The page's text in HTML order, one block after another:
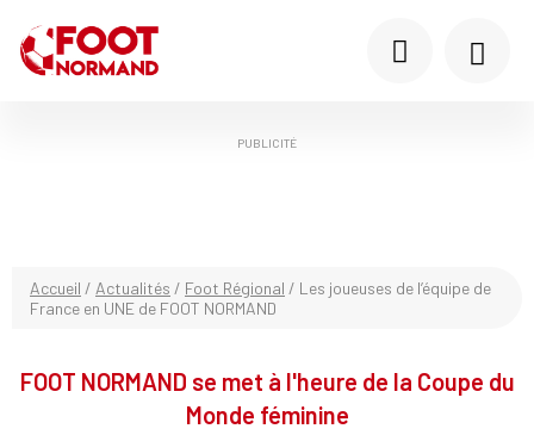
PUBLICITÉ
Accueil / Actualités / Foot Régional / Les joueuses de l’équipe de
France en UNE de FOOT NORMAND
FOOT NORMAND se met à l'heure de la Coupe du
Monde féminine